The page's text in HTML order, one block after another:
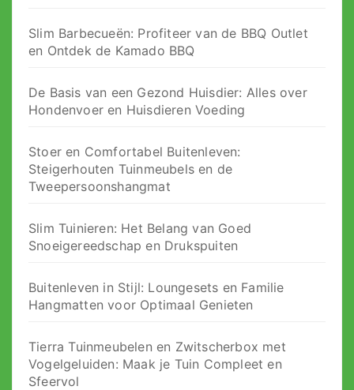
Slim Barbecueën: Profiteer van de BBQ Outlet
en Ontdek de Kamado BBQ
De Basis van een Gezond Huisdier: Alles over
Hondenvoer en Huisdieren Voeding
Stoer en Comfortabel Buitenleven:
Steigerhouten Tuinmeubels en de
Tweepersoonshangmat
Slim Tuinieren: Het Belang van Goed
Snoeigereedschap en Drukspuiten
Buitenleven in Stijl: Loungesets en Familie
Hangmatten voor Optimaal Genieten
Tierra Tuinmeubelen en Zwitscherbox met
Vogelgeluiden: Maak je Tuin Compleet en
Sfeervol